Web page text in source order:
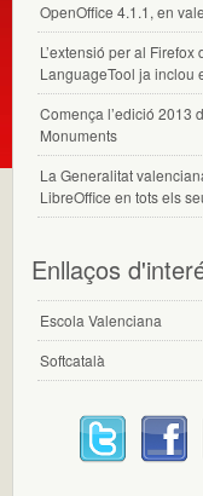
OpenOffice 4.1.1, en
L’extensió per al
LanguageTool ja inclou
Comença l’edició 2013
Monuments
La Generalitat
LibreOffice en tots els
Enllaços
Escola Valenciana
Softcatalà